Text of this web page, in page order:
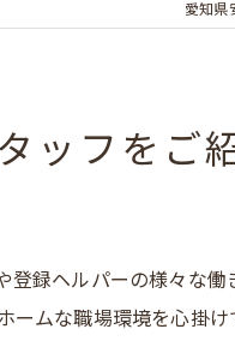
愛知県
ッフをご
録ヘルパーの様々な
ムな職場環境を心掛